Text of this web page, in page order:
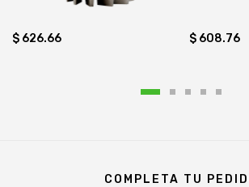
$ 626.66 $ 608.76
COMPLETA TU